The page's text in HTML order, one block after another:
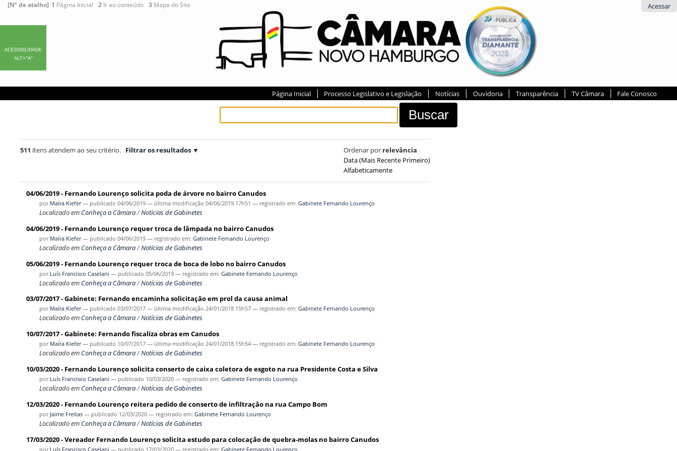
Acessar
[Nº de atalho] 1 Página Inicial 2 Ir ao conteúdo 3 Mapa do Site
ACESSIBILIDADE
ALT+"A"
Página Inicial Processo Legislativo e Legislação Notícias Ouvidoria Transparência TV Câmara Fale Conosco
511 itens atendem ao seu critério. Filtrar os resultados Ordenar por relevância
Data (mais Recente Primeiro)
Alfabeticamente
04/06/2019 - Fernando Lourenço solicita poda de árvore no bairro Canudos
por Maíra Kiefer — publicado 04/06/2019 — última modificação 04/06/2019 17h51 — registrado em: Gabinete Fernando Lourenço
Localizado em Conheça a Câmara/Notícias de Gabinetes
04/06/2019 - Fernando Lourenço requer troca de lâmpada no bairro Canudos
por Maíra Kiefer — publicado 04/06/2019 — registrado em: Gabinete Fernando Lourenço
Localizado em Conheça a Câmara/Notícias de Gabinetes
05/06/2019 - Fernando Lourenço requer troca de boca de lobo no bairro Canudos
por Luís Francisco Caselani — publicado 05/06/2019 — registrado em: Gabinete Fernando Lourenço
Localizado em Conheça a Câmara/Notícias de Gabinetes
03/07/2017 - Gabinete: Fernando encaminha solicitação em prol da causa animal
por Maíra Kiefer — publicado 03/07/2017 — última modificação 24/01/2018 15h57 — registrado em: Gabinete Fernando Lourenço
Localizado em Conheça a Câmara/Notícias de Gabinetes
10/07/2017 - Gabinete: Fernando fiscaliza obras em Canudos
por Maíra Kiefer — publicado 10/07/2017 — última modificação 24/01/2018 15h54 — registrado em: Gabinete Fernando Lourenço
Localizado em Conheça a Câmara/Notícias de Gabinetes
10/03/2020 - Fernando Lourenço solicita conserto de caixa coletora de esgoto na rua Presidente Costa e Silva
por Luís Francisco Caselani — publicado 10/03/2020 — registrado em: Gabinete Fernando Lourenço
Localizado em Conheça a Câmara/Notícias de Gabinetes
12/03/2020 - Fernando Lourenço reitera pedido de conserto de infiltração na rua Campo Bom
por Jaime Freitas — publicado 12/03/2020 — registrado em: Gabinete Fernando Lourenço
Localizado em Conheça a Câmara/Notícias de Gabinetes
17/03/2020 - Vereador Fernando Lourenço solicita estudo para colocação de quebra-molas no bairro Canudos
por Luís Francisco Caselani — publicado 17/03/2020 — registrado em: Gabinete Fernando Lourenço